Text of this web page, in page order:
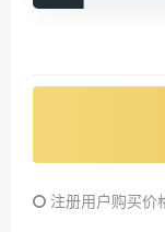
注册用户购买价